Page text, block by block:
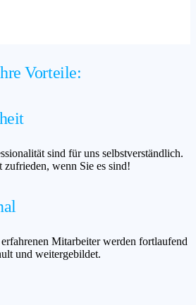
Vorteile:
sind für uns selbstverständlich.
zufrieden, wenn Sie es sind!
Mitarbeiter werden fortlaufend
und weitergebildet.